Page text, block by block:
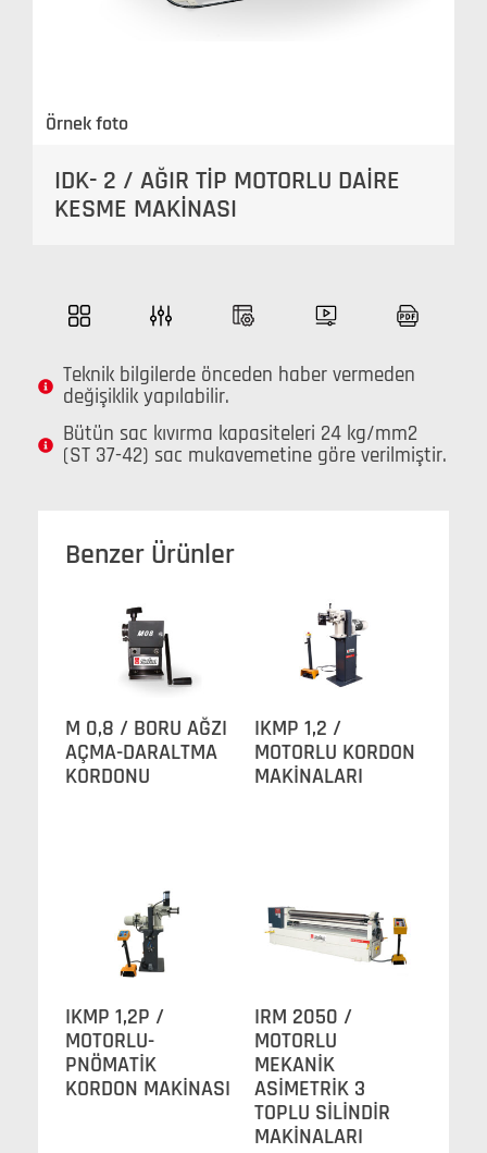
Örnek foto
IDK- 2 / AĞIR TİP MOTORLU DAİRE
KESME MAKİNASI
Teknik bilgilerde önceden haber vermeden
değişiklik yapılabilir.
Bütün sac kıvırma kapasiteleri 24 kg/mm2
(ST 37-42) sac mukavemetine göre verilmiştir.
Benzer Ürünler
M 0,8 / BORU AĞZI
AÇMA-DARALTMA
KORDONU
IKMP 1,2 /
MOTORLU KORDON
MAKİNALARI
IKMP 1,2P /
MOTORLU-
PNÖMATİK
KORDON MAKİNASI
IRM 2050 /
MOTORLU
MEKANİK
ASİMETRİK 3
TOPLU SİLİNDİR
MAKİNALARI